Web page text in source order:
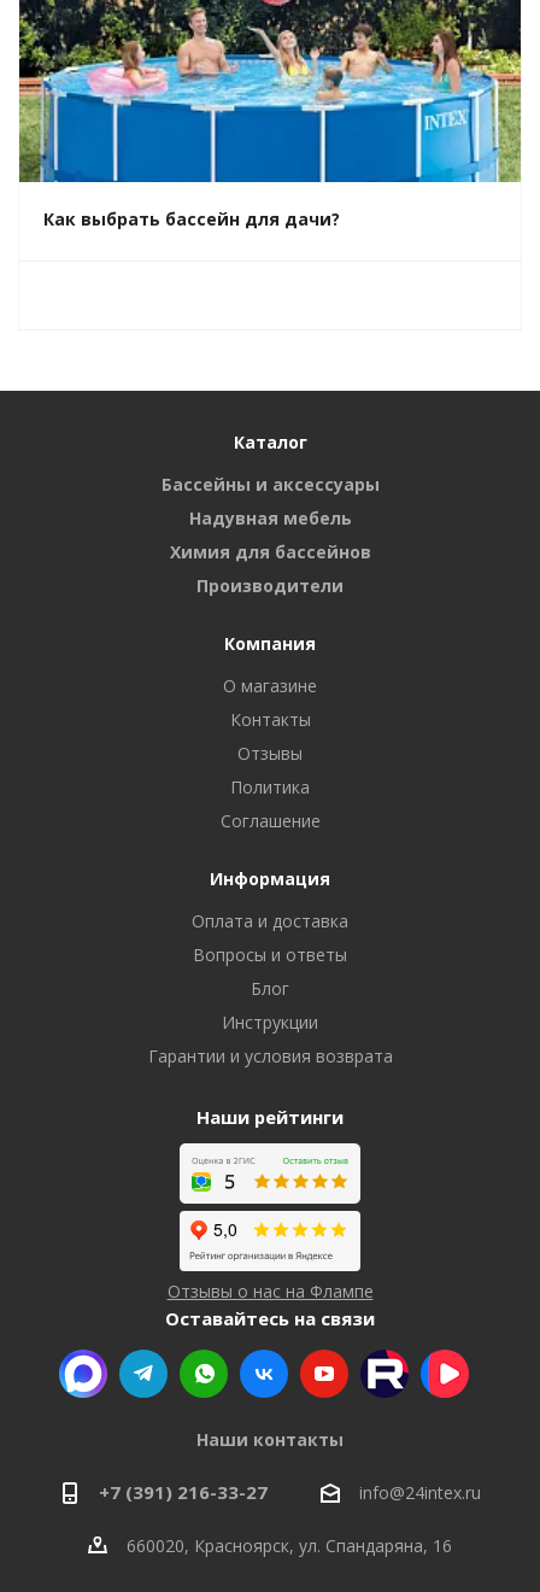
Как выбрать бассейн для дачи?
Каталог
Бассейны и аксессуары
Надувная мебель
Химия для бассейнов
Производители
Компания
О магазине
Контакты
Отзывы
Политика
Соглашение
Информация
Оплата и доставка
Вопросы и ответы
Блог
Инструкции
Гарантии и условия возврата
Наши рейтинги
Отзывы о нас на Флампе
Оставайтесь на связи
Наши контакты
+7 (391) 216-33-27 info@24intex.ru
660020, Красноярск, ул. Спандаряна, 16